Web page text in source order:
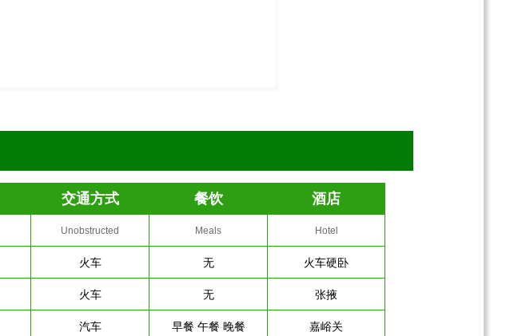
交通方式 餐饮 酒店
Unobstructed Meals Hotel
火车 无 火车硬卧
火车 无 张掖
汽车 早餐 午餐 晚餐 嘉峪关